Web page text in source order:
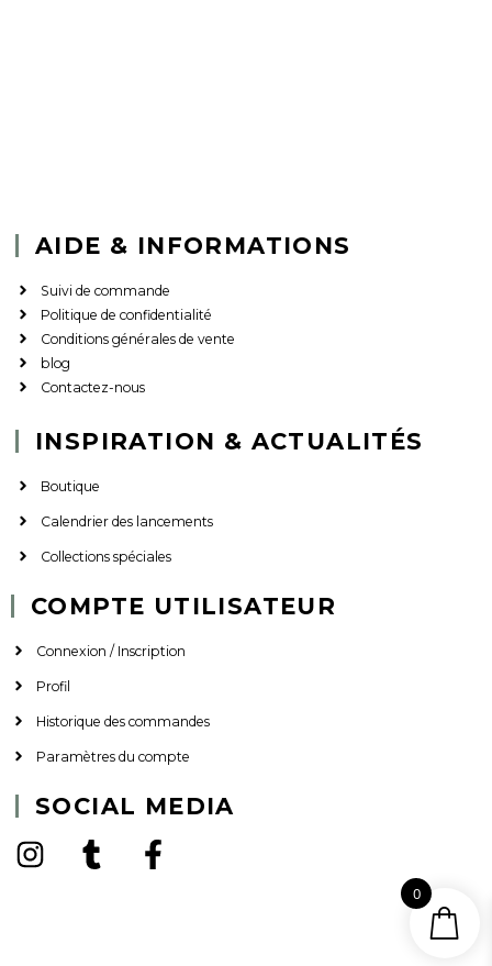
AIDE & INFORMATIONS
Suivi de commande
Politique de confidentialité
Conditions générales de vente
blog
Contactez-nous
INSPIRATION & ACTUALITÉS
Boutique
Calendrier des lancements
Collections spéciales
COMPTE UTILISATEUR
Connexion / Inscription
Profil
Historique des commandes
Paramètres du compte
SOCIAL MEDIA
0